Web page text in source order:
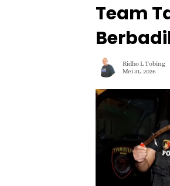
Team
Ridho L Tobing
Mei 31, 2026